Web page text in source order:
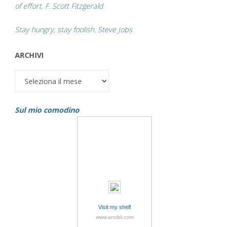
of effort. F. Scott Fitzgerald
Stay hungry, stay foolish. Steve Jobs
ARCHIVI
Archivi
Sul mio comodino
Visit my shelf
www.anobii.com